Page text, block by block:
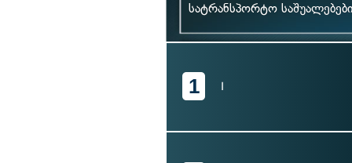
სატრანსპორტო
1 I